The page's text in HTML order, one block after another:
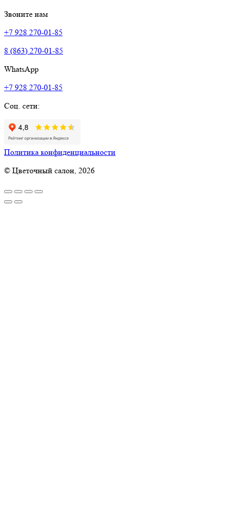
Звоните нам
+7 928 270-01-85
8 (863) 270-01-85
WhatsApp
+7 928 270-01-85
Соц. сети:
Политика конфиденциальности
© Цветочный салон, 2026